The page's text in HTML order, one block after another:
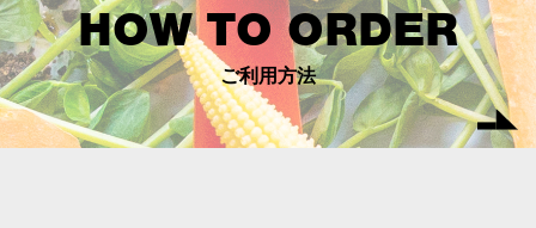
HOW TO ORDER
ご利用方法